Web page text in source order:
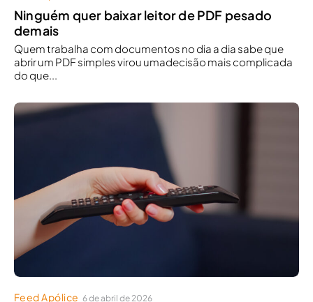
Ninguém quer baixar leitor de PDF pesado
demais
Quem trabalha com documentos no dia a dia sabe que
abrir um PDF simples virou umadecisão mais complicada
do que...
Feed Apólice 6 de abril de 2026